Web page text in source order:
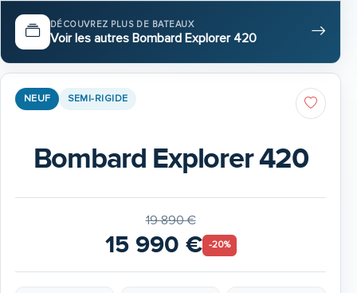
DÉCOUVREZ PLUS DE BATEAUX
Voir les autres Bombard Explorer 420
NEUF SEMI-RIGIDE
Bombard Explorer 420
19 890 €
15 990 € -20%